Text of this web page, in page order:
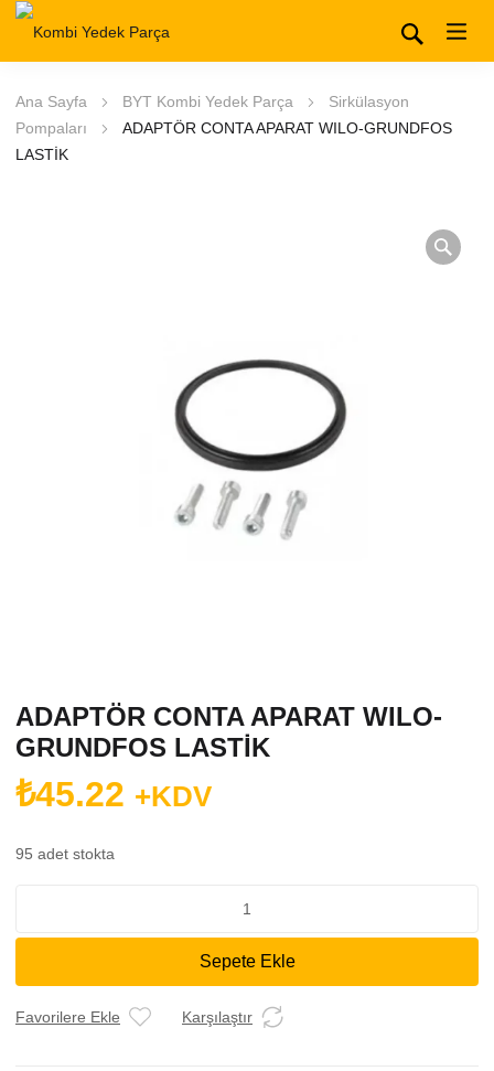
Ana Sayfa BYT Kombi Yedek Parça
Sirkülasyon
Pompaları
ADAPTÖR CONTA APARAT WILO-GRUNDFOS
LASTİK
ADAPTÖR CONTA APARAT WILO-
GRUNDFOS LASTİK
₺45.22 +KDV
95 adet stokta
APARAT
LASTİK
Sepete Ekle
Favorilere Ekle Karşılaştır